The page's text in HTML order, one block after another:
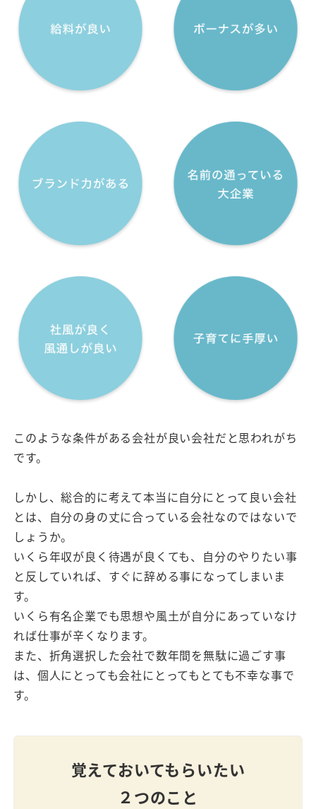
このような条件がある会社が良い会社だと思われがち
です。
しかし、総合的に考えて本当に自分にとって良い会社
とは、自分の身の丈に合っている会社なのではないで
しょうか。
いくら年収が良く待遇が良くても、自分のやりたい事
と反していれば、すぐに辞める事になってしまいま
す。
いくら有名企業でも思想や風土が自分にあっていなけ
れば仕事が辛くなります。
また、折角選択した会社で数年間を無駄に過ごす事
は、個人にとっても会社にとってもとても不幸な事で
す。
覚えておいてもらいたい
２つのこと